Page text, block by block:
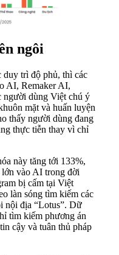
ngôi
trì độ phủ, thì các
AI, Remaker AI,
người dùng Việt chú ý
mặt và huấn luyện
thấy người dùng đang
thực tiễn thay vì chỉ
này tăng tới 133%,
lớn vào AI trong đời
bị cấm tại Việt
làn sóng tìm kiếm các
nội địa “Lotus”. Dữ
tìm kiếm phương án
cậy và tuân thủ pháp